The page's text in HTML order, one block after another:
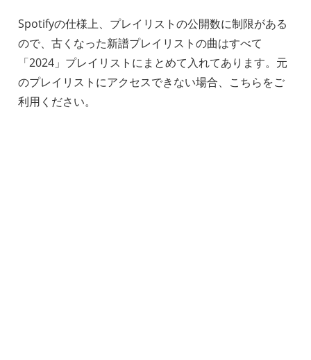
Spotifyの仕様上、プレイリストの公開数に制限がある
ので、古くなった新譜プレイリストの曲はすべて
「2024」プレイリストにまとめて入れてあります。元
のプレイリストにアクセスできない場合、こちらをご
利用ください。